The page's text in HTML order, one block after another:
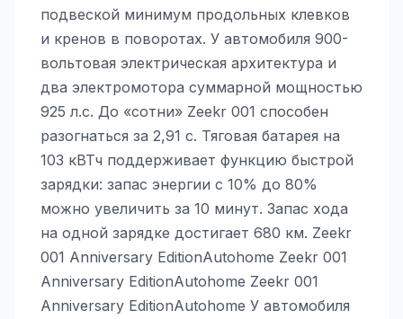
подвеской минимум продольных клевков
и кренов в поворотах. У автомобиля 900-
вольтовая электрическая архитектура и
два электромотора суммарной мощностью
925 л.с. До «сотни» Zeekr 001 способен
разогнаться за 2,91 с. Тяговая батарея на
103 кВТч поддерживает функцию быстрой
зарядки: запас энергии с 10% до 80%
можно увеличить за 10 минут. Запас хода
на одной зарядке достигает 680 км. Zeekr
001 Anniversary EditionAutohome Zeekr 001
Anniversary EditionAutohome Zeekr 001
Anniversary EditionAutohome У автомобиля